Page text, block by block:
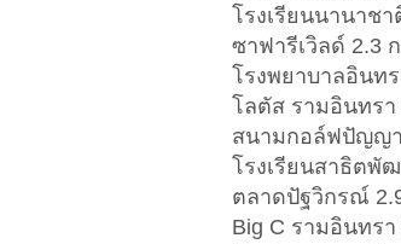
โรงเรียนนานาช
ซาฟารีเวิลด์ 2.3
โรงพยาบาลอินท
โลตัส รามอินทรา
สนามกอล์ฟปัญญ
โรงเรียนสาธิตพั
ตลาดปัฐวิกรณ์
Big C รามอินทร